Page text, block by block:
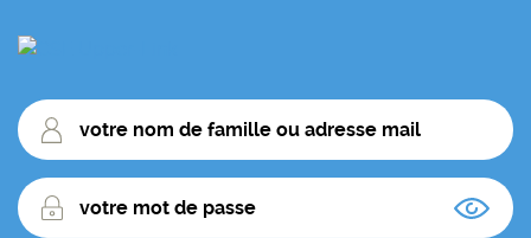
votre
nom
famille
ou
votre
mot